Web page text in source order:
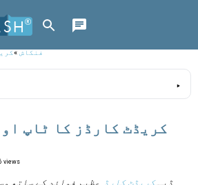
فنکاش»
کریڈٹ کارڈز کا ٹاپ
views
ڈبہکریڈٹ کارڈ عظیم فوائد کے ساتھ